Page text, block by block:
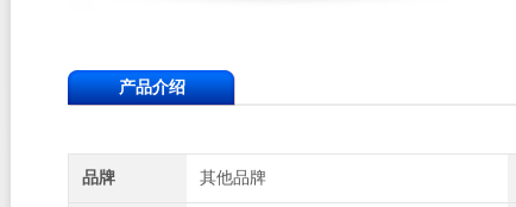
产品介绍
品牌 其他品牌